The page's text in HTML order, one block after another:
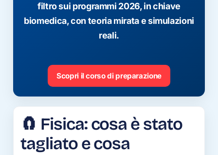
filtro sui programmi 2026, in chiave
biomedica, con teoria mirata e simulazioni
reali.
Scopri il corso di preparazione
🧲 Fisica: cosa è stato
tagliato e cosa